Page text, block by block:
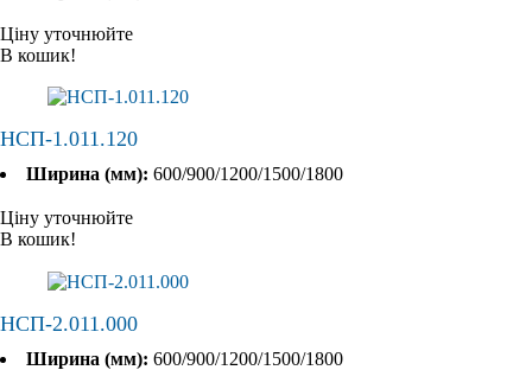
Ціну уточнюйте
В кошик!
НСП-1.011.120
Ширина (мм): 600/900/1200/1500/1800
Ціну уточнюйте
В кошик!
НСП-2.011.000
Ширина (мм): 600/900/1200/1500/1800